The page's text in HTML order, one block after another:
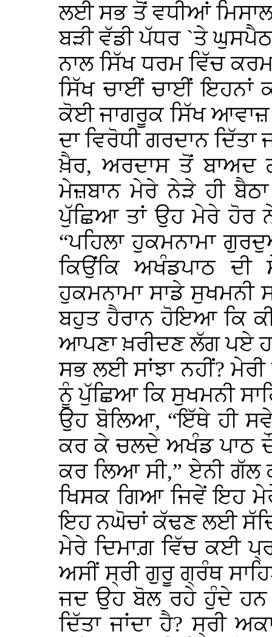
ਲਈ ਸਭ ਤੋਂ ਵਧੀਆਂ
ਬੜੀ ਵੱਡੀ ਪੱਧਰ `ਤੇ
ਨਾਲ ਸਿੱਖ ਧਰਮ ਵਿੱਚ
ਸਿੱਖ ਚਾਈਂ ਚਾਈਂ ਇਹਨਾਂ
ਕੋਈ ਜਾਗਰੂਕ ਸਿੱਖ ਆਵਾਜ਼
ਦਾ ਵਿਰੋਧੀ ਗਰਦਾਨ ਦਿੱਤਾ
ਖ਼ੈਰ, ਅਰਦਾਸ ਤੋਂ ਬਾਅਦ
ਮੇਜ਼ਬਾਨ ਮੇਰੇ ਨੇੜੇ ਹੀ
ਪੁੱਛਿਆ ਤਾਂ ਉਹ ਮੇਰੇ ਹੋਰ
“ਪਹਿਲਾ ਹੁਕਮਨਾਮਾ
ਕਿਉਂਕਿ ਅਖੰਡਪਾਠ ਦੀ
ਹੁਕਮਨਾਮਾ ਸਾਡੇ ਸੁਖਮਨੀ
ਬਹੁਤ ਹੈਰਾਨ ਹੋਇਆ ਕਿ
ਆਪਣਾ ਖ਼ਰੀਦਣ ਲੱਗ ਪਏ
ਸਭ ਲਈ ਸਾਂਝਾ ਨਹੀਂ?
ਨੂੰ ਪੁੱਛਿਆ ਕਿ ਸੁਖਮਨੀ
ਉਹ ਬੋਲਿਆ, “ਇੱਥੇ ਹੀ
ਕਰ ਕੇ ਚਲਦੇ ਅਖੰਡ ਪਾਠ
ਕਰ ਲਿਆ ਸੀ,” ਏਨੀ ਗੱਲ
ਖਿਸਕ ਗਿਆ ਜਿਵੇਂ ਇਹ
ਇਹ ਨਘੋਚਾਂ ਕੱਢਣ ਲਈ
ਮੇਰੇ ਦਿਮਾਗ਼ ਵਿੱਚ ਕਈ
ਅਸੀਂ ਸ੍ਰੀ ਗੁਰੂ ਗ੍ਰੰਥ
ਜਦ ਉਹ ਬੋਲ ਰਹੇ ਹੁੰਦੇ ਹਨ
ਦਿੱਤਾ ਜਾਂਦਾ ਹੈ? ਸ੍ਰੀ